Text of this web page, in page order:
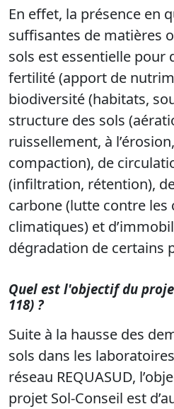
En effet, la présence en
suffisantes de matières
sols est essentielle pour
fertilité (apport de
biodiversité (habitats,
structure des sols
ruissellement, à
compaction), de
(infiltration, rétention),
carbone (lutte contre les
climatiques) et
dégradation de certains
Quel est l'objectif du
118) ?
Suite à la hausse des
sols dans les
réseau REQUASUD,
projet Sol-Conseil est